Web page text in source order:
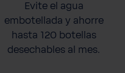
Evite el agua
embotellada y ahorre
hasta 120 botellas
desechables al mes.